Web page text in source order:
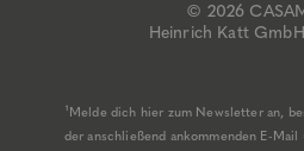
© 2026
Heinrich Katt
¹Melde dich hier zum Newsletter an,
der anschließend ankommenden E-